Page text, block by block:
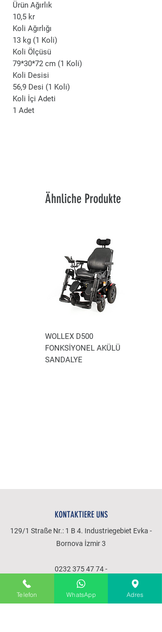
Ürün Ağırlık
10,5 kr
Koli Ağırlığı
13 kg (1 Koli)
Koli Ölçüsü
79*30*72 cm (1 Koli)
Koli Desisi
56,9 Desi (1 Koli)
Koli İçi Adeti
1 Adet
Ähnliche Produkte
WOLLEX D500
FONKSİYONEL AKÜLÜ
SANDALYE
KONTAKTIERE UNS
129/1 Straße Nr.: 1 B 4. Industriegebiet Evka -
Bornova İzmir 3
0232 375 47 74-
0532 651 61 48
Telefon WhatsApp Adres